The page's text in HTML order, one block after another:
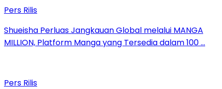
Pers Rilis
Shueisha Perluas Jangkauan Global melalui MANGA
MILLION, Platform Manga yang Tersedia dalam 100 …
Pers Rilis